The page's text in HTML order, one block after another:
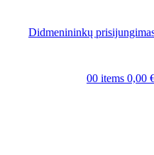
Didmenininkų
00 items 0,00